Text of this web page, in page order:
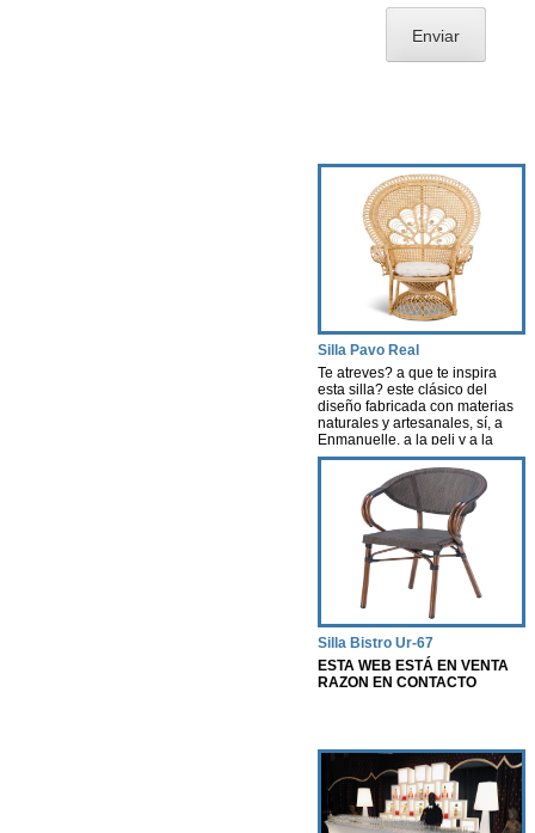
Silla Pavo Real
Te atreves? a que te inspira
esta silla? este clásico del
diseño fabricada con materias
naturales y artesanales, sí, a
Enmanuelle, a la peli y a la
actriz, una pelicula que creó
escuela. Esta silla nos evoca
aires de nostalgia, libertad y
porque no decirlo…cierta
sexualidad…
Silla Bistro Ur-67
ESTA WEB ESTÁ EN VENTA
RAZON EN CONTACTO